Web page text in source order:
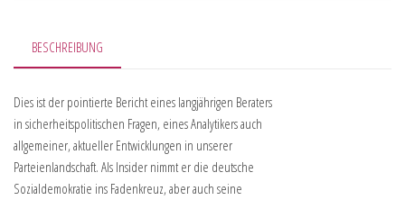
BESCHREIBUNG
Dies ist der pointierte Bericht eines langjährigen Beraters
in sicherheitspolitischen Fragen, eines Analytikers auch
allgemeiner, aktueller Entwicklungen in unserer
Parteienlandschaft. Als Insider nimmt er die deutsche
Sozialdemokratie ins Fadenkreuz, aber auch seine